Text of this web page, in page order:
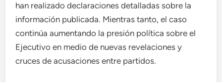
han realizado declaraciones detalladas sobre la
información publicada. Mientras tanto, el caso
continúa aumentando la presión política sobre el
Ejecutivo en medio de nuevas revelaciones y
cruces de acusaciones entre partidos.